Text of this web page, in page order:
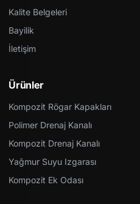
Kalite Belgeleri
Bayilik
İletişim
Ürünler
Kompozit Rögar Kapakları
Polimer Drenaj Kanalı
Kompozit Drenaj Kanalı
Yağmur Suyu Izgarası
Kompozit Ek Odası